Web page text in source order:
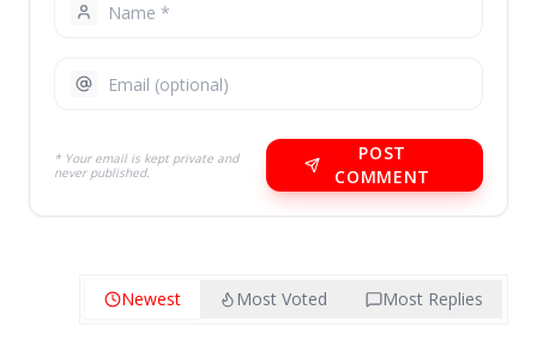
* Your email is kept private and
never published.
POST
COMMENT
Newest Most Voted Most Replies